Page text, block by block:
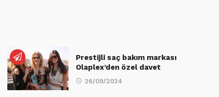
Prestijli saç bakım markası
Olaplex’den özel davet
26/09/2024